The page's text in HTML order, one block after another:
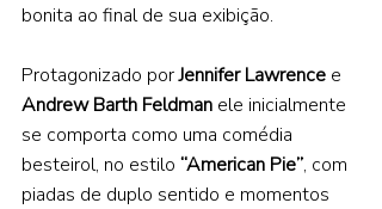
bonita ao final de sua exibição.
Protagonizado por Jennifer Lawrence e
Andrew Barth Feldman ele inicialmente
se comporta como uma comédia
besteirol, no estilo “American Pie”, com
piadas de duplo sentido e momentos